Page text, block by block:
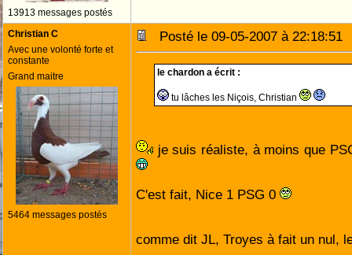
13913 messages postés
Christian C
Avec une volonté forte et
constante
Grand maitre
5464 messages postés
Posté le 09-05-2007 à
le chardon a écrit :
tu lâches les Niçois, Christian
je suis réaliste, à moins que
C'est fait, Nice 1 PSG 0
comme dit JL, Troyes à fait un nul,